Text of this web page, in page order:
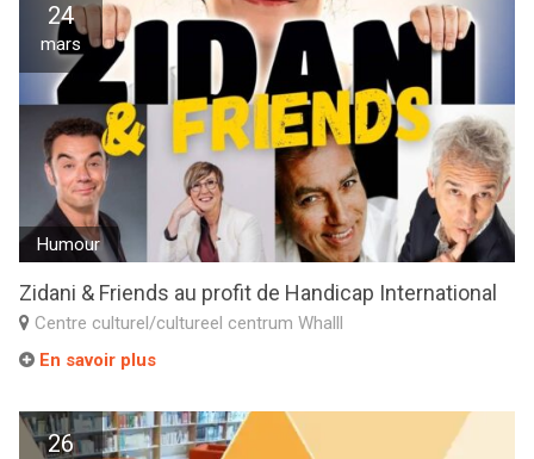
24
mars
Humour
Zidani & Friends au profit de Handicap International
Centre culturel/cultureel centrum Whalll
En savoir plus
26